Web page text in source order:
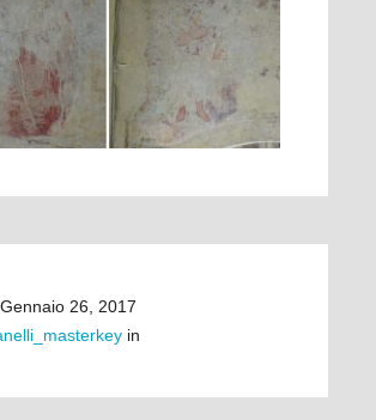
Gennaio 26, 2017
in